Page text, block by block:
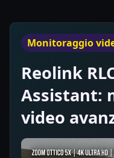
Monitoraggio
Reolink
Assistant:
video